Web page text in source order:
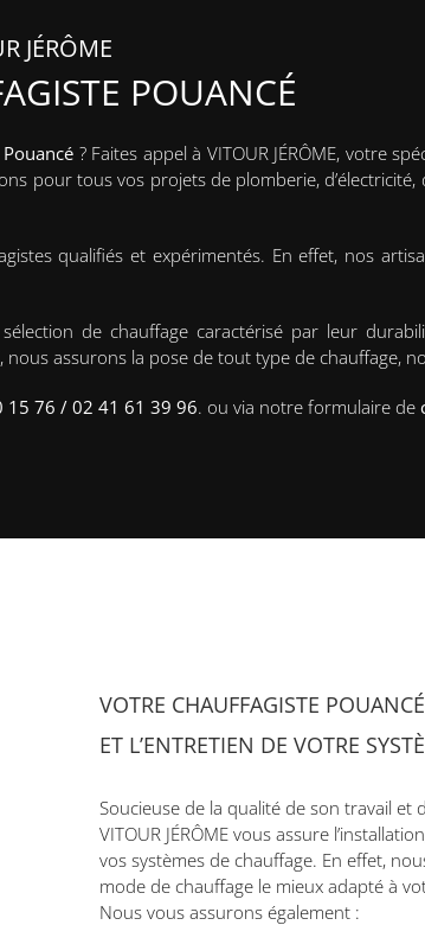
JÉRÔME
POUANCÉ
? Faites appel à VITOUR JÉRÔME, votre
pour tous vos projets de plomberie, d’électricité,
qualifiés et expérimentés. En effet, nos
de chauffage caractérisé par leur
assurons la pose de tout type de chauffage,
15 76 / 02 41 61 39 96. ou via notre formulaire de
VOTRE CHAUFFAGISTE
ET L’ENTRETIEN DE VOTRE
Soucieuse de la qualité de son travail et
VITOUR JÉRÔME vous assure
vos systèmes de chauffage. En effet,
mode de chauffage le mieux adapté à
Nous vous assurons également :